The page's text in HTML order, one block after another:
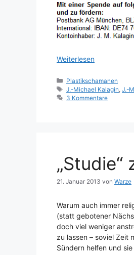
Weiterlesen
Kategorien
Plastikschamanen
Schlagwörter
J.-Michael Kalagin ,J.-
3 Kommentare
21. Januar 2013 von Warze
Warum auch immer
(statt gebotener
doch viel weniger
zu lassen – soviel Zeit
Sündern helfen und